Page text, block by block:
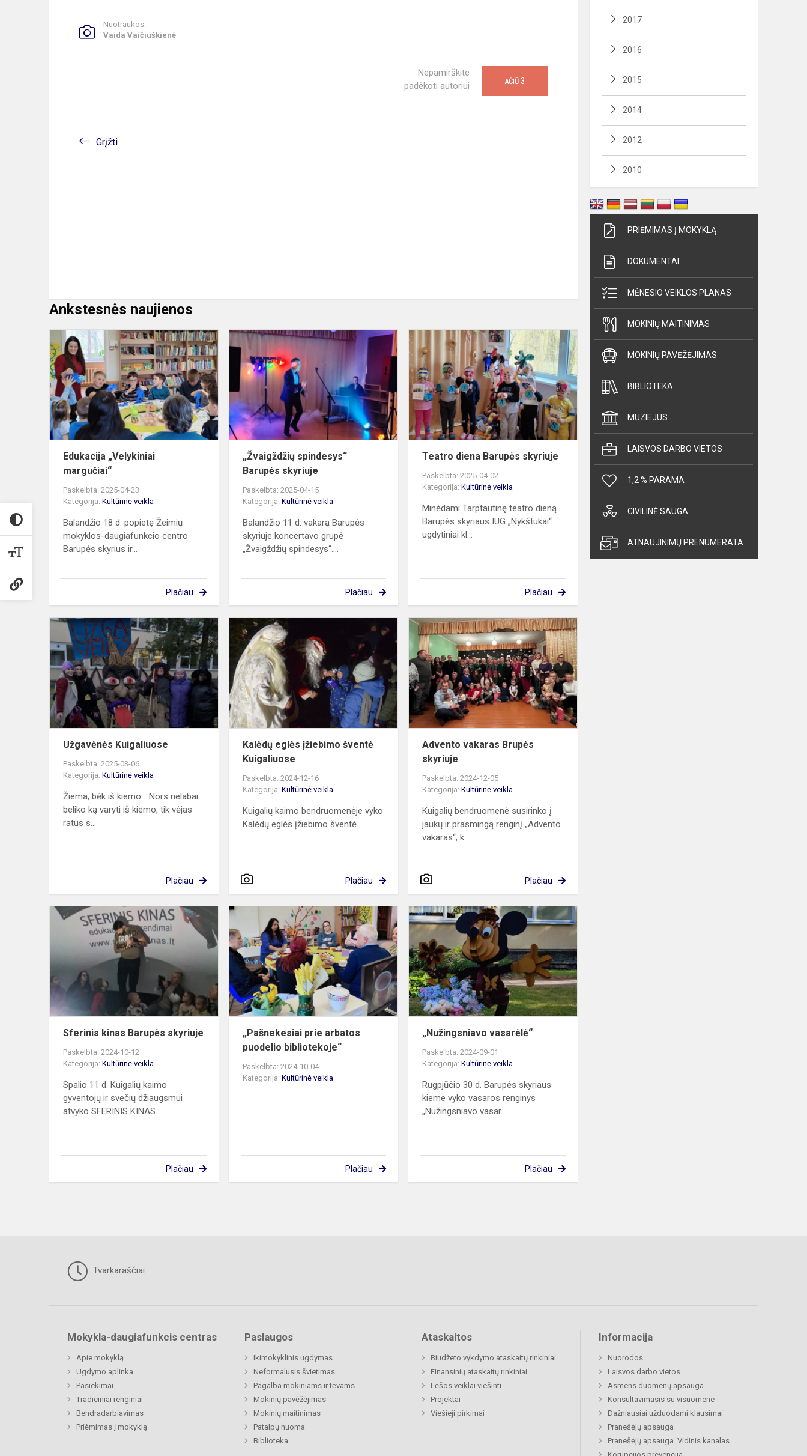
Nuotraukos:
Vaida Vaičiuškienė
Nepamirškite
padėkoti autoriui
AČIŪ 3
Grįžti
Ankstesnės naujienos
Edukacija
„Velykiniai
margučiai“
Edukacija „Velykiniai
margučiai“
Paskelbta: 2025-04-23
Kategorija: Kultūrinė veikla
Balandžio 18 d. popietę Žeimių
mokyklos-daugiafunkcio centro
Barupės skyrius ir...
Plačiau
„Žvaigždžių
spindesys“
Barupės
skyriuje
„Žvaigždžių spindesys“
Barupės skyriuje
Paskelbta: 2025-04-15
Kategorija:Kultūrinė veikla
Balandžio 11 d. vakarą Barupės
skyriuje koncertavo grupė
„Žvaigždžių spindesys“....
Plačiau
Teatro
diena
Barupės
skyriuje
Teatro diena Barupės skyriuje
Paskelbta: 2025-04-02
Kategorija:Kultūrinė veikla
Minėdami Tarptautinę teatro dieną
Barupės skyriaus IUG „Nykštukai“
ugdytiniai kl...
Plačiau
Užgavėnės
Kuigaliuose
Užgavėnės Kuigaliuose
Paskelbta: 2025-03-06
Kategorija: Kultūrinė veikla
Žiema, bėk iš kiemo... Nors nelabai
beliko ką varyti iš kiemo, tik vėjas
ratus s...
Plačiau
Kalėdų
eglės
įžiebimo
šventė
Kuigaliuose
Kalėdų eglės įžiebimo šventė
Kuigaliuose
Paskelbta: 2024-12-16
Kategorija:Kultūrinė veikla
Kuigalių kaimo bendruomenėje vyko
Kalėdų eglės įžiebimo šventė.
Plačiau
vakaras
Brupės
skyriuje
Advento vakaras Brupės
skyriuje
Paskelbta: 2024-12-05
Kategorija:Kultūrinė veikla
Kuigalių bendruomenė susirinko į
jaukų ir prasmingą renginį „Advento
vakaras“, k...
Plačiau
Sferinis
kinas
Barupės
skyriuje
Sferinis kinas Barupės skyriuje
Paskelbta: 2024-10-12
Kategorija: Kultūrinė veikla
Spalio 11 d. Kuigalių kaimo
gyventojų ir svečių džiaugsmui
atvyko SFERINIS KINAS...
Plačiau
„Pašnekesiai
prie
arbatos
puodelio
bibliotekoje“
„Pašnekesiai prie arbatos
puodelio bibliotekoje“
Paskelbta: 2024-10-04
Kategorija:Kultūrinė veikla
Plačiau
„Nužingsniavo
vasarėlė“
„Nužingsniavo vasarėlė“
Paskelbta: 2024-09-01
Kategorija:Kultūrinė veikla
Rugpjūčio 30 d. Barupės skyriaus
kieme vyko vasaros renginys
„Nužingsniavo vasar...
Plačiau
2017
2016
2015
2014
2012
2010
PRIĖMIMAS Į MOKYKLĄ
DOKUMENTAI
MĖNESIO VEIKLOS PLANAS
MOKINIŲ MAITINIMAS
MOKINIŲ PAVĖŽĖJIMAS
BIBLIOTEKA
MUZIEJUS
LAISVOS DARBO VIETOS
1,2 % PARAMA
CIVILINĖ SAUGA
ATNAUJINIMŲ PRENUMERATA
Tvarkaraščiai
Mokykla-daugiafunkcis centras
Apie mokyklą
Ugdymo aplinka
Pasiekimai
Tradiciniai renginiai
Bendradarbiavimas
Priėmimas į mokyklą
Paslaugos
Ikimokyklinis ugdymas
Neformalusis švietimas
Pagalba mokiniams ir tėvams
Mokinių pavėžėjimas
Mokinių maitinimas
Patalpų nuoma
Biblioteka
Ataskaitos
Biudžeto vykdymo ataskaitų rinkiniai
Finansinių ataskaitų rinkiniai
Lėšos veiklai viešinti
Projektai
Viešieji pirkimai
Informacija
Nuorodos
Laisvos darbo vietos
Asmens duomenų apsauga
Konsultavimasis su visuomene
Dažniausiai užduodami klausimai
Pranešėjų apsauga
Pranešėjų apsauga. Vidinis kanalas